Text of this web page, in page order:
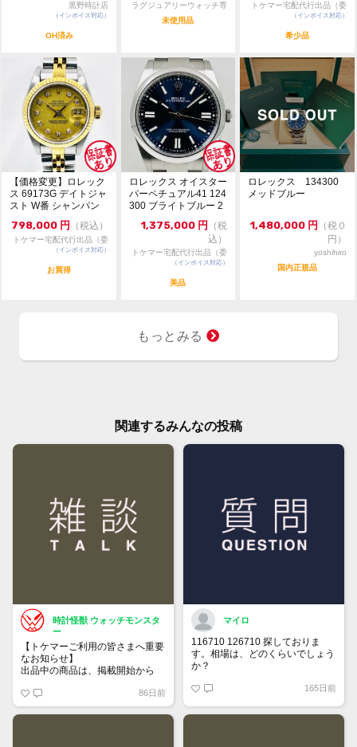
致します。
・価格交渉時は必ず希望金額をご提示ください。
・専用出品、取置は出来かねます。先着順にて承りま
・委託商品の為、お問合せ等は依頼者様に確認後にご返
答致します。
・ベルトの駒調整や交換は承っておりません。メーカー
等にご依頼ください。
黒野時計店
（インボイス対応）
OH済み
ラグジュアリーウォッチ専
門店：R/M
未使用品
トケマー宅配代行出品（委
託販売）
（インボイス対応）
希少品
【価格変更】ロレック
ス 69173G デイトジャ
スト W番 シャンパン
798,000 円 （税込）
トケマー宅配代行出品（委
託販売）
（インボイス対応）
お買得
ロレックス オイスター
パーペチュアル41 124
300 ブライトブルー 2
1,375,000 円 （税
込）
トケマー宅配代行出品（委
託販売）
（インボイス対応）
美品
ロレックス 134300
メッドブルー
1,480,000 円 （税０
円）
yoshihiro
国内正規品
もっとみる
関連するみんなの投稿
時計怪獣 ウォッチモンスタ
ー
【トケマーご利用の皆さまへ重要
なお知らせ】
出品中の商品は、掲載開始から
「下書き」へ戻ります。
トップページでお気に入り登録が
できるようになりました。
86日前
マイロ
116710 126710 探しておりま
す。相場は、どのくらいでしょう
か？
165日前